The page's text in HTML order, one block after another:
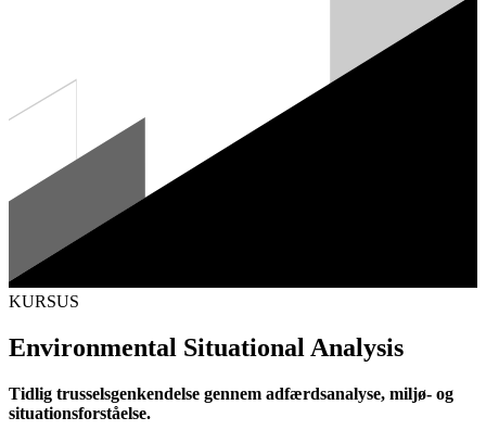
KURSUS
Environmental Situational Analysis
Tidlig trusselsgenkendelse gennem adfærdsanalyse, miljø- og
situationsforståelse.